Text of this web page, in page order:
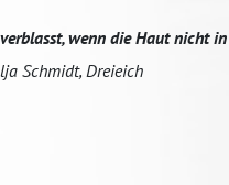
wenn die Haut nicht
Schmidt, Dreieich